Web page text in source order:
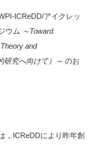
WPI-ICReDD/アイクレッ
ウム ～Toward
and
研究へ向けて）～ のお
，ICReDDにより昨年創